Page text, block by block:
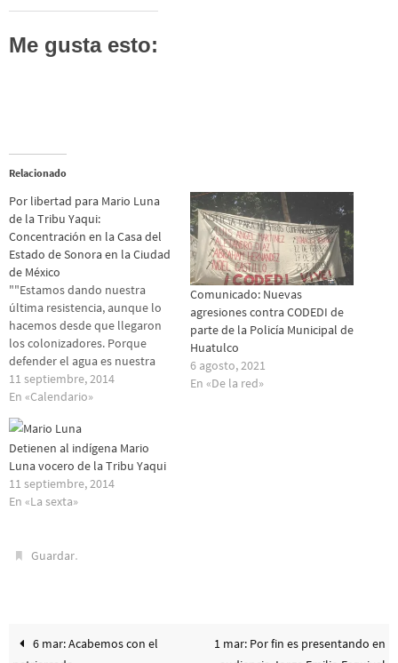
Me gusta esto:
Relacionado
Por libertad para Mario Luna
de la Tribu Yaqui:
Concentración en la Casa del
Estado de Sonora en la Ciudad
de México
""Estamos dando nuestra
última resistencia, aunque lo
hacemos desde que llegaron
los colonizadores. Porque
defender el agua es nuestra
última garantía de vida para
nuestros hijos, los nacidos y
vocero de la tribu yaqui,
guardián del agua, defensor de
su pueblo, fue detenido en la
mañana…
11 septiembre, 2014
En «Calendario»
Comunicado: Nuevas
agresiones contra CODEDI de
parte de la Policía Municipal de
Huatulco
6 agosto, 2021
En «De la red»
Detienen al indígena Mario
Luna vocero de la Tribu Yaqui
11 septiembre, 2014
En «La sexta»
Guardar.
6 mar: Acabemos con el
1 mar: Por fin es presentando en